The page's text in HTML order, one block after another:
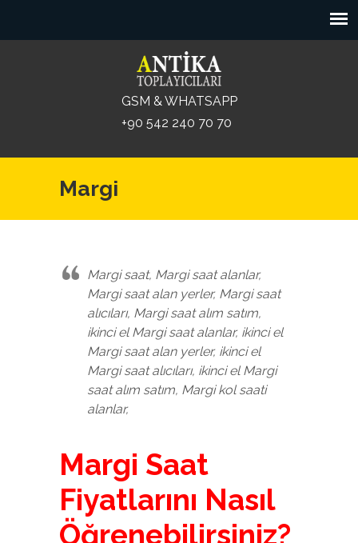
GSM & WHATSAPP
+90 542 240 70 70
Margi
Margi saat, Margi saat alanlar,
Margi saat alan yerler, Margi saat
alıcıları, Margi saat alım satım,
ikinci el Margi saat alanlar, ikinci el
Margi saat alan yerler, ikinci el
Margi saat alıcıları, ikinci el Margi
saat alım satım, Margi kol saati
alanlar,
Margi Saat
Fiyatlarını Nasıl
Öğrenebilirsiniz?